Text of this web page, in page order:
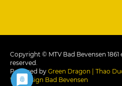
Copyright © MTV Bad Bevensen 1861
reserved.
Powered by Green Dragon | Thao
Webdesign Bad Bevensen